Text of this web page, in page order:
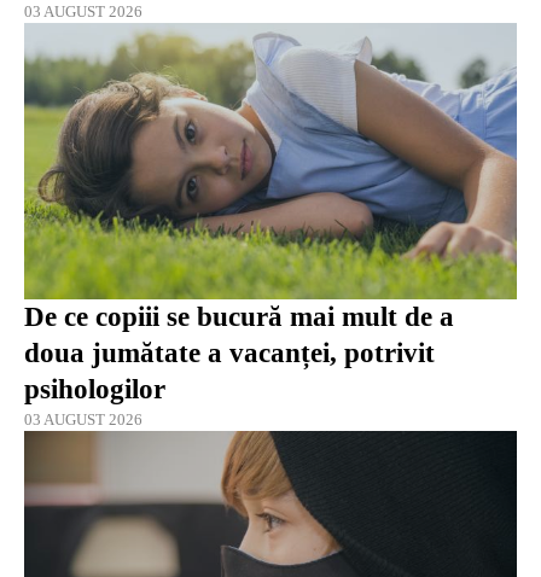
03 AUGUST 2026
De ce copiii se bucură mai mult de a
doua jumătate a vacanței, potrivit
psihologilor
03 AUGUST 2026